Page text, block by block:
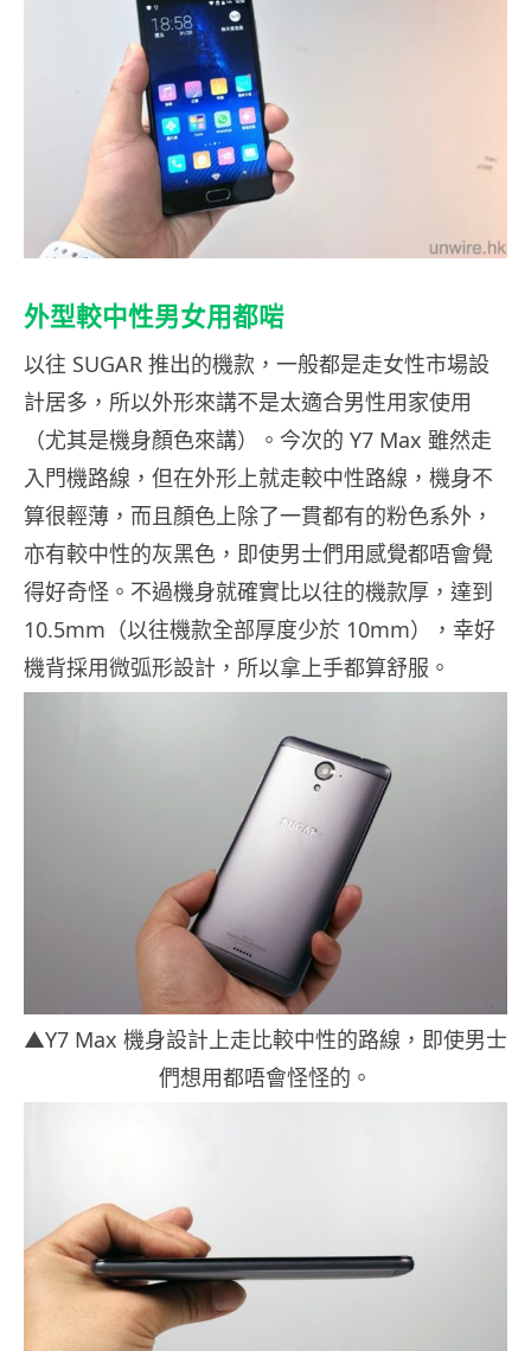
外型較中性男女用都啱
以往 SUGAR 推出的機款，一般都是走女性市場設
計居多，所以外形來講不是太適合男性用家使用
（尤其是機身顏色來講）。今次的 Y7 Max 雖然走
入門機路線，但在外形上就走較中性路線，機身不
算很輕薄，而且顏色上除了一貫都有的粉色系外，
亦有較中性的灰黑色，即使男士們用感覺都唔會覺
得好奇怪。不過機身就確實比以往的機款厚，達到
10.5mm（以往機款全部厚度少於 10mm），幸好
機背採用微弧形設計，所以拿上手都算舒服。
▲Y7 Max 機身設計上走比較中性的路線，即使男士
們想用都唔會怪怪的。